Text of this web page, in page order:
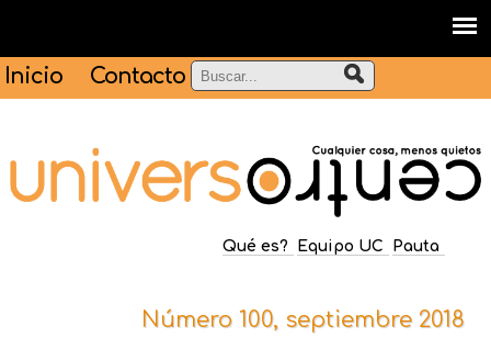
Inicio Contacto
Qué es? Equipo UC Pauta
Número 100, septiembre 2018